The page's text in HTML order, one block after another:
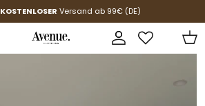
KOSTENLOSER Versand ab 99€ (DE)
Konto